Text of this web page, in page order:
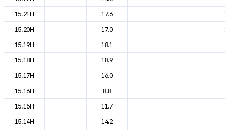
15.21H
17.6
15.20H
17.0
15.19H
18.1
15.18H
18.9
15.17H
16.0
15.16H
8.8
15.15H
11.7
15.14H
14.2